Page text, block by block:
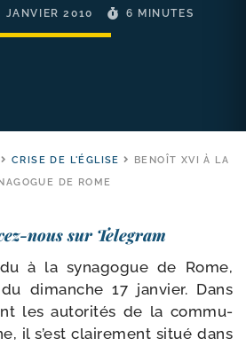
JANVIER 2010 6 MINUTES
CRISE DE L'ÉGLISE
BENOÎT XVI À LA
DE ROME
nous sur Telegram
à la syna­gogue de Rome,
dimanche 17 jan­vier. Dans
les auto­ri­tés de la com­mu­
il s’est clai­re­ment situé dans